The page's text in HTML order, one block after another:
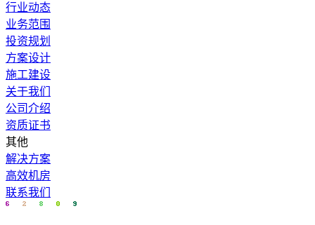
行业动态
业务范围
投资规划
方案设计
施工建设
关于我们
公司介绍
资质证书
其他
解决方案
高效机房
联系我们